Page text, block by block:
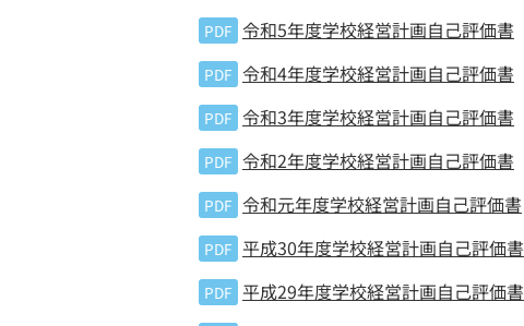
PDF 令和5年度学校経営計画自己評価書
PDF 令和4年度学校経営計画自己評価書
PDF 令和3年度学校経営計画自己評価書
PDF 令和2年度学校経営計画自己評価書
PDF 令和元年度学校経営計画自己評価書
PDF 平成30年度学校経営計画自己評価書
PDF 平成29年度学校経営計画自己評価書